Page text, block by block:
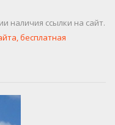
наличия ссылки на сайт.